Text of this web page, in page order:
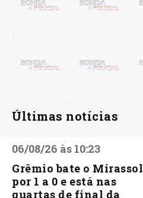
Últimas notícias
06/08/26 às 10:23
Grêmio bate o Mirassol
por 1 a 0 e está nas
quartas de final da